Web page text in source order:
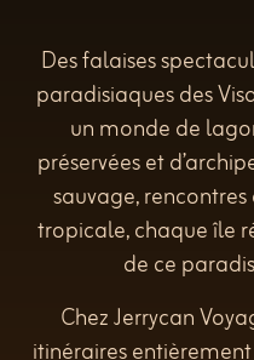
Des falaises
paradisiaques des
un monde de
préservées et
sauvage,
tropicale, chaque île
de ce
Chez Jerrycan